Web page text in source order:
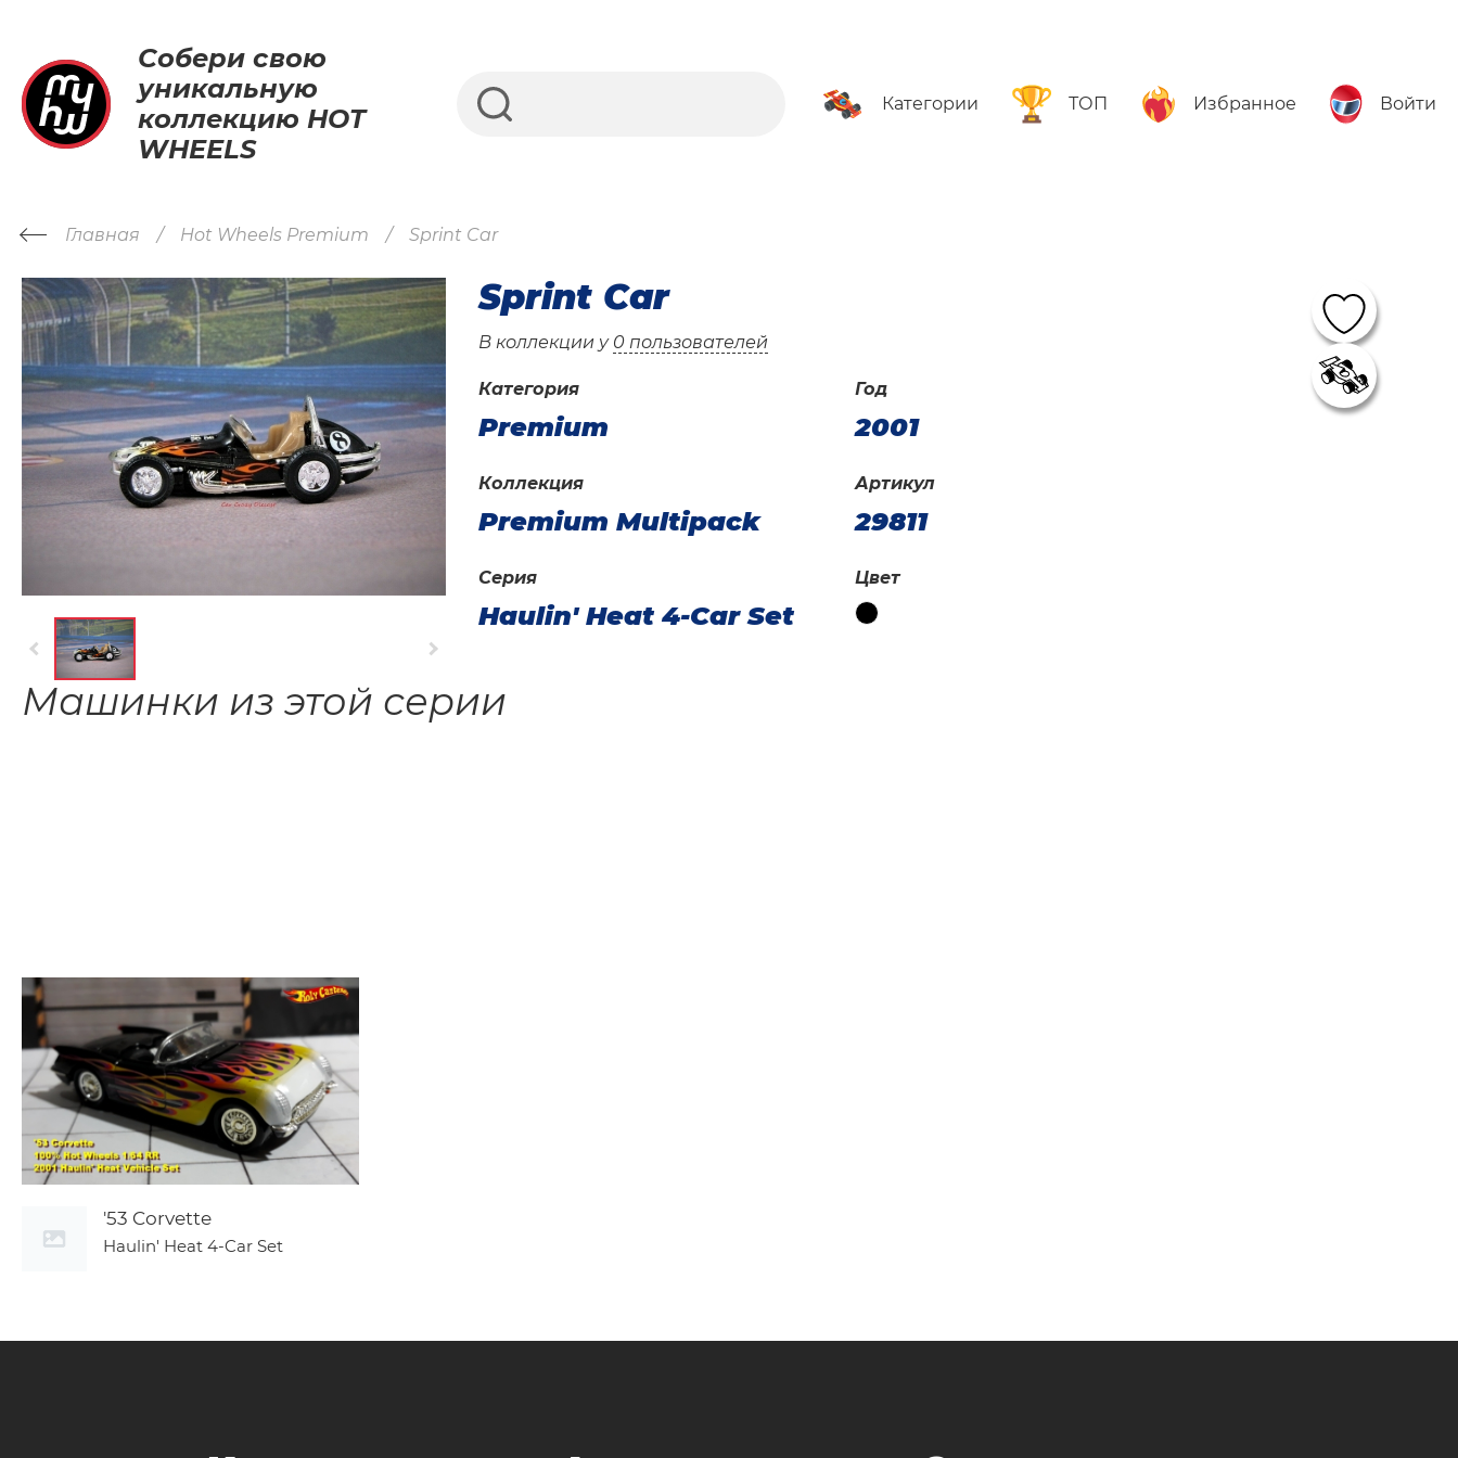
Собери свою
уникальную
коллекцию HOT
WHEELS
Категории ТОП Избранное Войти
Главная Hot Wheels Premium Sprint Car
Sprint Car
В коллекции у 0 пользователей
Категория
Premium
Год
2001
Коллекция
Premium Multipack
Артикул
29811
Серия
Haulin' Heat 4-Car Set
Цвет
Машинки из этой серии
'53 Corvette
Haulin' Heat 4-Car Set